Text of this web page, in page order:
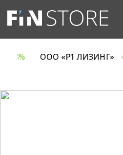
18% ООО «Р1 ЛИЗИНГ»